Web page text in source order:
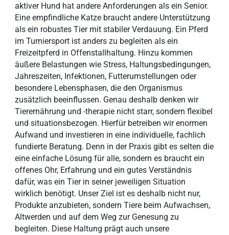
aktiver Hund hat andere Anforderungen als ein Senior.
Eine empfindliche Katze braucht andere Unterstützung
als ein robustes Tier mit stabiler Verdauung. Ein Pferd
im Turniersport ist anders zu begleiten als ein
Freizeitpferd in Offenstallhaltung. Hinzu kommen
äußere Belastungen wie Stress, Haltungsbedingungen,
Jahreszeiten, Infektionen, Futterumstellungen oder
besondere Lebensphasen, die den Organismus
zusätzlich beeinflussen. Genau deshalb denken wir
Tierernährung und -therapie nicht starr, sondern flexibel
und situationsbezogen. Hierfür betreiben wir enormen
Aufwand und investieren in eine individuelle, fachlich
fundierte Beratung. Denn in der Praxis gibt es selten die
eine einfache Lösung für alle, sondern es braucht ein
offenes Ohr, Erfahrung und ein gutes Verständnis
dafür, was ein Tier in seiner jeweiligen Situation
wirklich benötigt. Unser Ziel ist es deshalb nicht nur,
Produkte anzubieten, sondern Tiere beim Aufwachsen,
Altwerden und auf dem Weg zur Genesung zu
begleiten. Diese Haltung prägt auch unsere